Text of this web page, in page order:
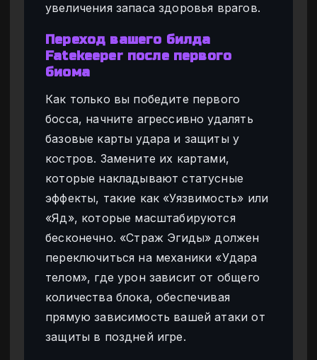
увеличения запаса здоровья врагов.
Переход вашего билда
Fatekeeper после первого
биома
Как только вы победите первого
босса, начните агрессивно удалять
базовые карты удара и защиты у
костров. Замените их картами,
которые накладывают статусные
эффекты, такие как «Уязвимость» или
«Яд», которые масштабируются
бесконечно. «Страж Эгиды» должен
переключиться на механики «Удара
телом», где урон зависит от общего
количества блока, обеспечивая
прямую зависимость вашей атаки от
защиты в поздней игре.